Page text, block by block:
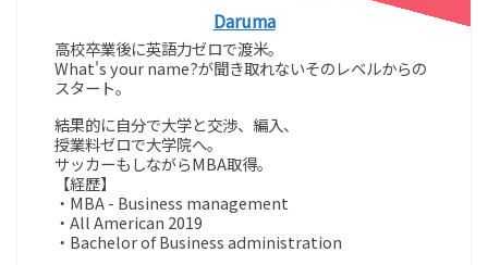
Daruma
高校卒業後に英語力ゼロで渡米。
What's your name?が聞き取れないそのレベルからの
スタート。
結果的に自分で大学と交渉、編入、
授業料ゼロで大学院へ。
サッカーもしながらMBA取得。
【経歴】
・MBA - Business management
・All American 2019
・Bachelor of Business administration